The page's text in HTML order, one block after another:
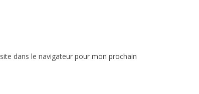
dans le navigateur pour mon prochain